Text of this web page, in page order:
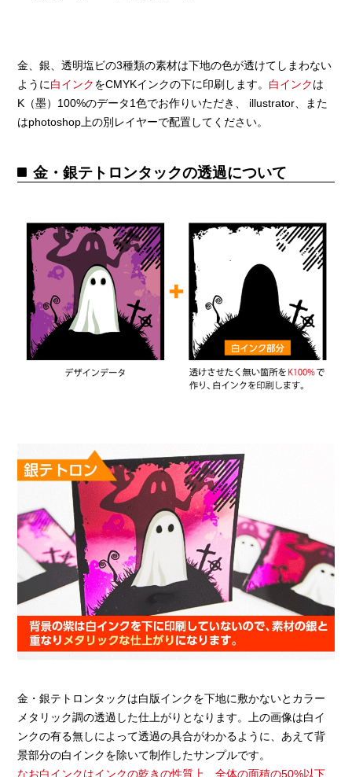
金、銀、透明塩ビの3種類の素材は下地の色が透けてしまわない
ように白インクをCMYKインクの下に印刷します。 白インクは
K（墨）100%のデータ1色でお作りいただき、 illustrator、また
はphotoshop上の別レイヤーで配置してください。
金・銀テトロンタックの透過について
金・銀テトロンタックは白版インクを下地に敷かないとカラー
メタリック調の透過した仕上がりとなります。上の画像は白イ
ンクの有る無しによって透過の具合がわかるように、あえて背
景部分の白インクを除いて制作したサンプルです。
なお白インクはインクの乾きの性質上、全体の面積の50%以下